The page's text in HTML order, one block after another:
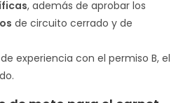
, además de aprobar los
de circuito cerrado y de
experiencia con el permiso B, el